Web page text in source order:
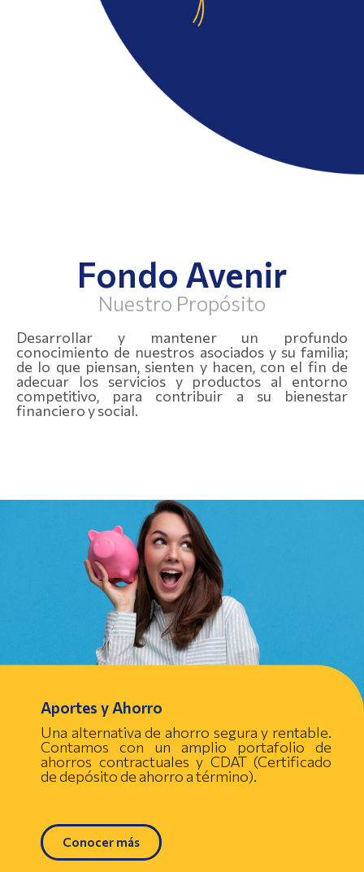
Fondo Avenir
Nuestro Propósito
Desarrollar y mantener un profundo
conocimiento de nuestros asociados y su familia;
de lo que piensan, sienten y hacen, con el fin de
adecuar los servicios y productos al entorno
competitivo, para contribuir a su bienestar
financiero y social.
Aportes y Ahorro
Una alternativa de ahorro segura y rentable.
Contamos con un amplio portafolio de
ahorros contractuales y CDAT (Certificado
de depósito de ahorro a término).
Conocer más